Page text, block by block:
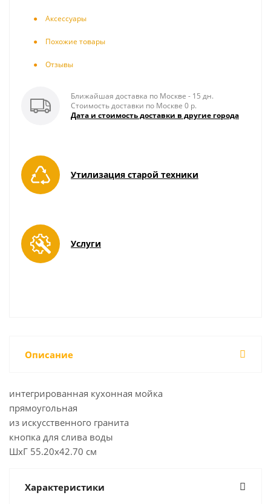
Аксесcуары
Похожие товары
Отзывы
Ближайшая доставка по Москве - 15 дн.
Стоимость доставки по Москве 0 р.
Дата и стоимость доставки в другие города
Утилизация старой техники
Услуги
Описание
интегрированная кухонная мойка
прямоугольная
из искусственного гранита
кнопка для слива воды
ШхГ 55.20х42.70 см
Характеристики